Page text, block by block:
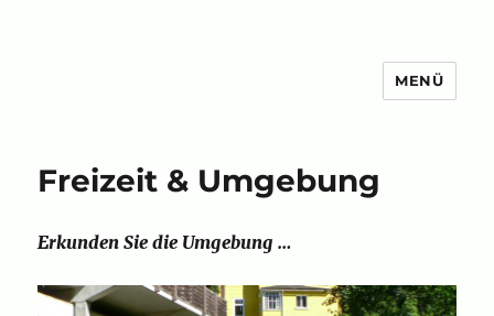
MENÜ
Freizeit & Umgebung
Erkunden Sie die Umgebung …